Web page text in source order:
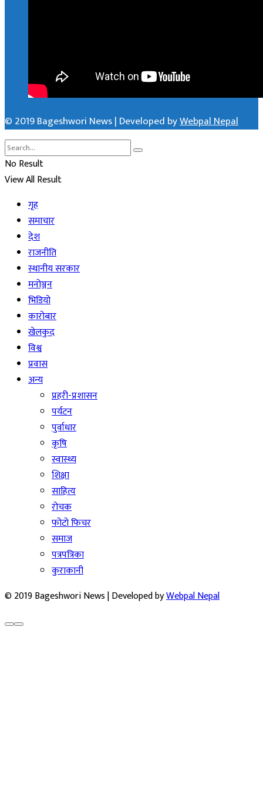
© 2019 Bageshwori News | Developed byWebpal Nepal
No Result
View All Result
गृह
समाचार
देश
राजनीति
स्थानीय सरकार
मनोञ्जन
भिडियो
कारोबार
खेलकुद
विश्व
प्रवास
अन्य
प्रहरी-प्रशासन
पर्यटन
पुर्वाधार
कृषि
स्वास्थ्य
शिक्षा
साहित्य
रोचक
फोटो फिचर
समाज
पत्रपत्रिका
कुराकानी
© 2019 Bageshwori News | Developed byWebpal Nepal